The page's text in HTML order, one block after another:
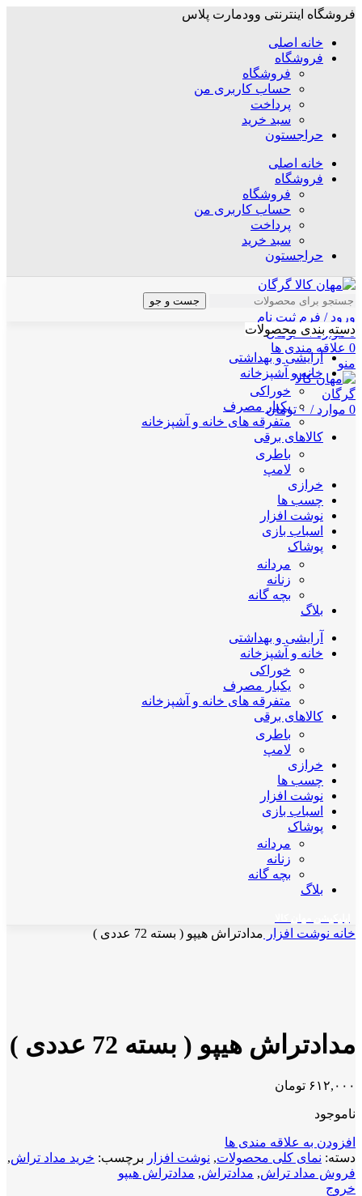
فروشگاه اینترنتی وودمارت پلاس
خانه اصلی
فروشگاه
فروشگاه
حساب کاربری من
پرداخت
سبد خرید
حراجستون
خانه اصلی
فروشگاه
فروشگاه
حساب کاربری من
پرداخت
سبد خرید
حراجستون
جست و جو
ورود / فرم ثبت نام
0 موارد / ۰ تومان
0 علاقه مندی ها
منو
0 موارد / ۰ تومان
دسته بندی محصولات
آرایشی و بهداشتی
خانه و آشپزخانه
خوراکی
یکبار مصرف
متفرقه های خانه و آشپزخانه
کالاهای برقی
باطری
لامپ
خرازی
چسب ها
نوشت افزار
اسباب بازی
پوشاک
مردانه
زنانه
بچه گانه
بلاگ
آرایشی و بهداشتی
خانه و آشپزخانه
خوراکی
یکبار مصرف
متفرقه های خانه و آشپزخانه
کالاهای برقی
باطری
لامپ
خرازی
چسب ها
نوشت افزار
اسباب بازی
پوشاک
مردانه
زنانه
بچه گانه
بلاگ
خانه نوشت افزار مدادتراش هیپو ( بسته 72 عددی )
مدادتراش هیپو ( بسته 72 عددی )
۶۱۲,۰۰۰ تومان
ناموجود
افزودن به علاقه مندی ها
دسته: نمای کلی محصولات, نوشت افزار برچسب: خرید مداد تراش,
فروش مداد تراش, مدادتراش, مدادتراش هیپو
خروج